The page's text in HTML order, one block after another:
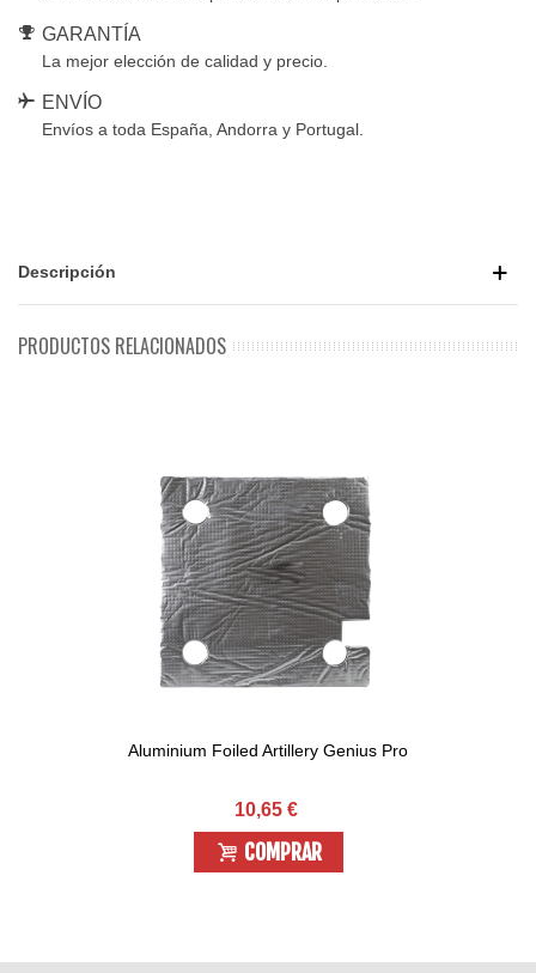
GARANTÍA
La mejor elección de calidad y precio.
ENVÍO
Envíos a toda España, Andorra y Portugal.
Descripción
PRODUCTOS RELACIONADOS
Aluminium Foiled Artillery Genius Pro
10,65 €
COMPRAR